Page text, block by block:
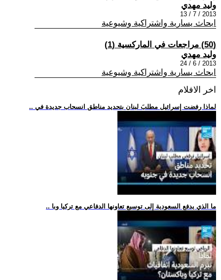
وليد مهدي
2013 / 7 / 13
ابحاث يسارية واشتراكية وشيوعية
(50) مراجعات في الماركسية (1)
وليد مهدي
2013 / 6 / 24
ابحاث يسارية واشتراكية وشيوعية
اخر الافلام
.. لماذا رفضت إسرائيل مطلبَ لبنان بتحديد مناطق انسحاب جديدة في
.. ما الذي يدفع السعودية إلى توسيع تعاونها الدفاعي مع تركيا وبا